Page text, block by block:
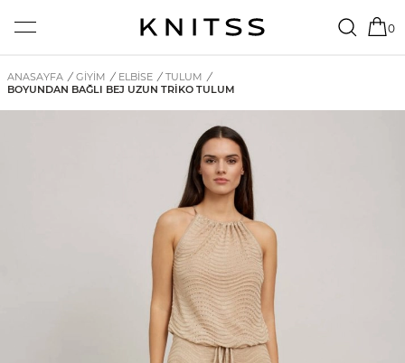
0
ANASAYFA / GİYİM / ELBISE / TULUM /
BOYUNDAN BAĞLI BEJ UZUN TRIKO TULUM